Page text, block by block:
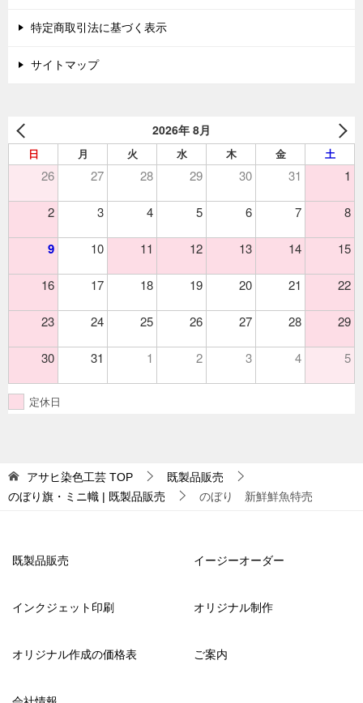
特定商取引法に基づく表示
サイトマップ
2026年 8月
日 月 火 水 木 金 土
26 27 28 29 30 31 1
2 3 4 5 6 7 8
9 10 11 12 13 14 15
16 17 18 19 20 21 22
23 24 25 26 27 28 29
30 31 1 2 3 4 5
定休日
アサヒ染色工芸 TOP
既製品販売
のぼり旗・ミニ幟 | 既製品販売
のぼり 新鮮鮮魚特売
既製品販売 イージーオーダー
インクジェット印刷 オリジナル制作
オリジナル作成の価格表 ご案内